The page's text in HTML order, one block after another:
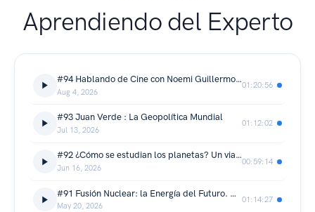
Aprendiendo del Experto
#94 Hablando de Cine con Noemi Guillermo: Dermatología como profesión y Cine como pasión
Aug 4, 2026
01:20:56
#93 Juan Verde : La Geopolítica Mundial
Jul 13, 2026
01:12:02
#92 ¿Cómo se estudian los planetas? Un viaje con Jesús Martínez Frías
Jun 16, 2026
00:59:14
#91 Fusión Nuclear: la Energía del Futuro. Carlos Hidalgo
May 20, 2026
01:14:27